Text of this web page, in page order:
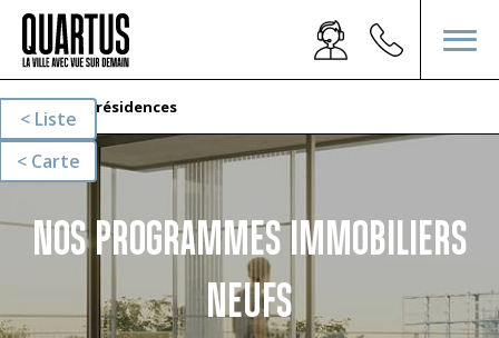
Nos résidences
NOS PROGRAMMES IMMOBILIERS
NEUFS
Liste
Carte